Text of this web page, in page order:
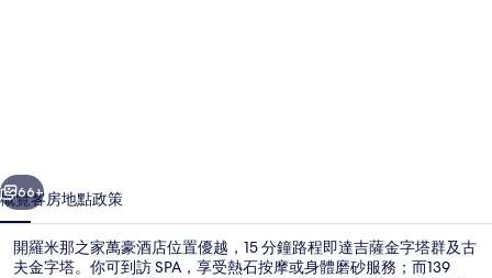
豪
酒
店
個 下一個
66+
概覽客房地點政策
開羅米那之家萬豪酒店位置優越，15 分鐘路程即達吉薩金字塔群及古
夫金字塔。你可到訪 SPA，享受熱石按摩或身體磨砂服務；而139